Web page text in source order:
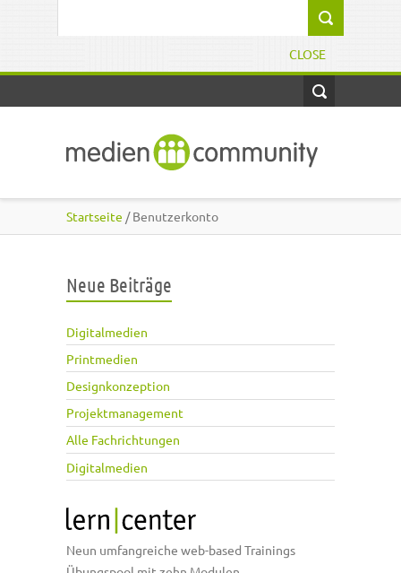
CLOSE
Startseite / Benutzerkonto
Neue Beiträge
Digitalmedien
Printmedien
Designkonzeption
Projektmanagement
Alle Fachrichtungen
Digitalmedien
Neun umfangreiche web-based Trainings